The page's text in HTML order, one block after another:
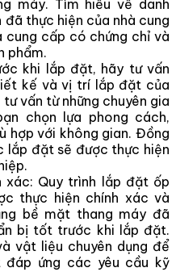
máy. Tìm hiểu về danh
thực hiện của nhà cung
cấp có chứng chỉ và
phẩm.
khi lắp đặt, hãy tư vấn
kế và vị trí lắp đặt của
vấn từ những chuyên gia
chọn lựa phong cách,
hợp với không gian. Đồng
lắp đặt sẽ được thực hiện
xác: Quy trình lắp đặt ốp
thực hiện chính xác và
bề mặt thang máy đã
bị tốt trước khi lắp đặt.
vật liệu chuyên dụng để
ứng các yêu cầu kỹ